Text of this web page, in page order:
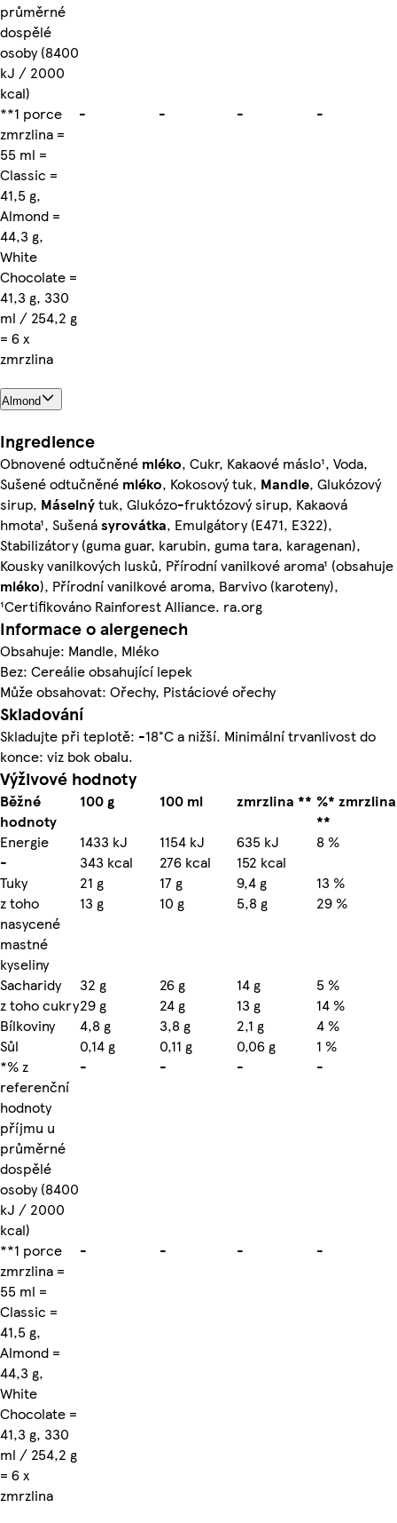
průměrné
dospělé
osoby (8400
kJ / 2000
kcal)
**1 porce
zmrzlina =
55 ml =
Classic =
41,5 g,
Almond =
44,3 g,
White
Chocolate =
41,3 g, 330
ml / 254,2 g
= 6 x
zmrzlina
- - - -
Almond
Ingredience
Obnovené odtučněné mléko, Cukr, Kakaové máslo¹, Voda,
Sušené odtučněné mléko, Kokosový tuk, Mandle, Glukózový
sirup, Máselnýtuk, Glukózo-fruktózový sirup, Kakaová
hmota¹, Sušenásyrovátka, Emulgátory (E471, E322),
Stabilizátory (guma guar, karubin, guma tara, karagenan),
Kousky vanilkových lusků, Přírodní vanilkové aroma¹ (obsahuje
mléko), Přírodní vanilkové aroma, Barvivo (karoteny),
¹Certifikováno Rainforest Alliance. ra.org
Informace o alergenech
Obsahuje: Mandle, Mléko
Bez: Cereálie obsahující lepek
Může obsahovat: Ořechy, Pistáciové ořechy
Skladování
Skladujte při teplotě: -18°C a nižší. Minimální trvanlivost do
konce: viz bok obalu.
Výživové hodnoty
Běžné
hodnoty
100 g 100 ml zmrzlina ** %* zmrzlina
**
Energie
1433 kJ 1154 kJ 635 kJ
8 %
-
343 kcal 276 kcal
152 kcal
Tuky
21 g 17 g 9,4 g
13 %
z toho
nasycené
mastné
kyseliny
13 g 10 g 5,8 g 29 %
Sacharidy 32 g 26 g 14 g
5 %
z toho cukry29 g 24 g 13 g
14 %
Bílkoviny
4,8 g 3,8 g 2,1 g
4 %
Sůl
0,14 g 0,11 g 0,06 g
1 %
*% z
referenční
hodnoty
příjmu u
průměrné
dospělé
osoby (8400
kJ / 2000
kcal)
- - - -
**1 porce
zmrzlina =
55 ml =
Classic =
41,5 g,
Almond =
44,3 g,
White
Chocolate =
41,3 g, 330
ml / 254,2 g
= 6 x
zmrzlina
- - - -